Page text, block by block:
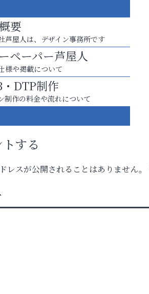
ンターナショナルスク
つ、世界が広がる！
要
芦屋人は、デザイン事務所です
ペーパー芦屋人
様や掲載について
DTP制作
制作の料金や流れについて
する
レスが公開されることはありません。